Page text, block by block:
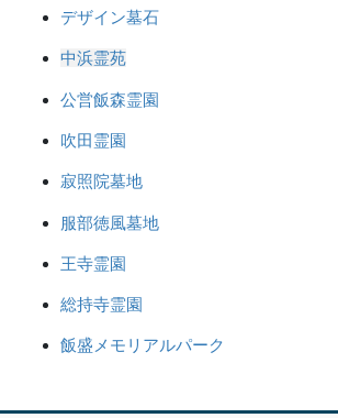
デザイン墓石
中浜霊苑
公営飯森霊園
吹田霊園
寂照院墓地
服部徳風墓地
王寺霊園
総持寺霊園
飯盛メモリアルパーク